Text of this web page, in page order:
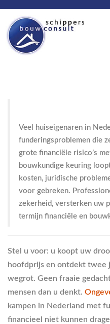
Veel huiseigenaren in
funderingsproblemen die
grote financiële risico’s
bouwkundige keuring
kosten, juridische
voor gebreken.
zekerheid, versterken uw
termijn financiële en
Stel u voor: u koopt uw
hoofdprijs en ontdekt twee
wegrot. Geen fraaie
mensen dan u denkt.
kampen in Nederland met
financieel niet kunnen